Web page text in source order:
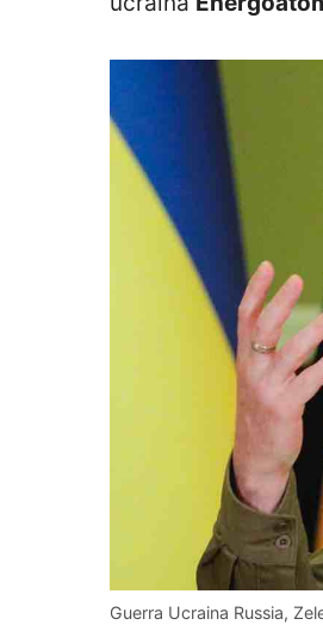
Guerra Ucraina Russia,